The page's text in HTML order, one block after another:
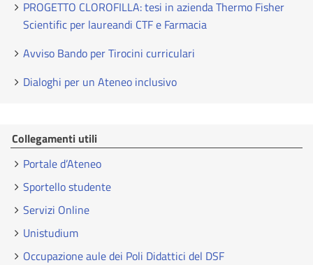
PROGETTO CLOROFILLA: tesi in azienda Thermo Fisher
Scientific per laureandi CTF e Farmacia
Avviso Bando per Tirocini curriculari
Dialoghi per un Ateneo inclusivo
Collegamenti utili
Portale d’Ateneo
Sportello studente
Servizi Online
Unistudium
Occupazione aule dei Poli Didattici del DSF